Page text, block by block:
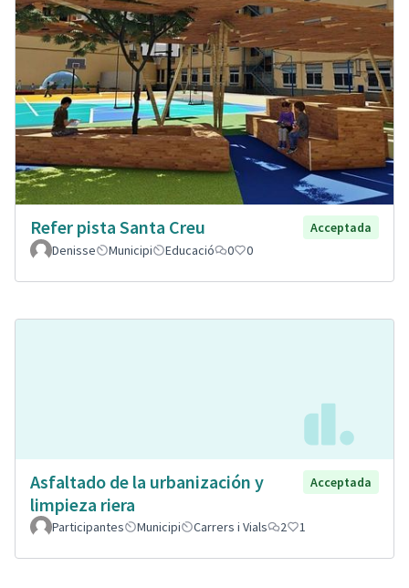
Refer pista Santa Creu
Acceptada
Denisse
Municipi Educació 0 0
Asfaltado de la urbanización y
limpieza riera
Acceptada
Participantes Municipi Carrers i Vials 2 1